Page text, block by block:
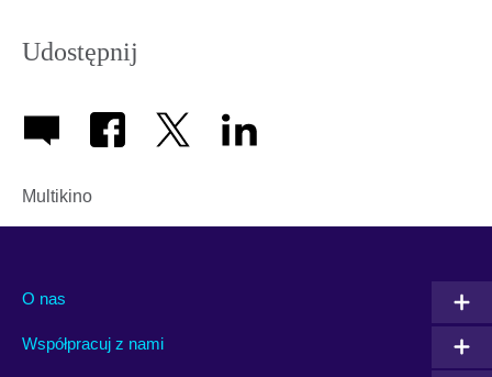
Udostępnij
Multikino
O nas
Współpracuj z nami